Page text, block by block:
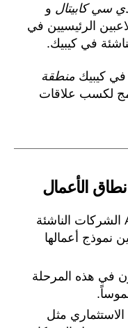
سي كابيتال و
الرئيسيين في
في كيبيك.
في كيبيك منطقة
لكسب علاقات
الأعمال
يساعد التمويل من الفئة A الشركات الناشئة
نموذج أعمالها
في هذه المرحلة
مثل